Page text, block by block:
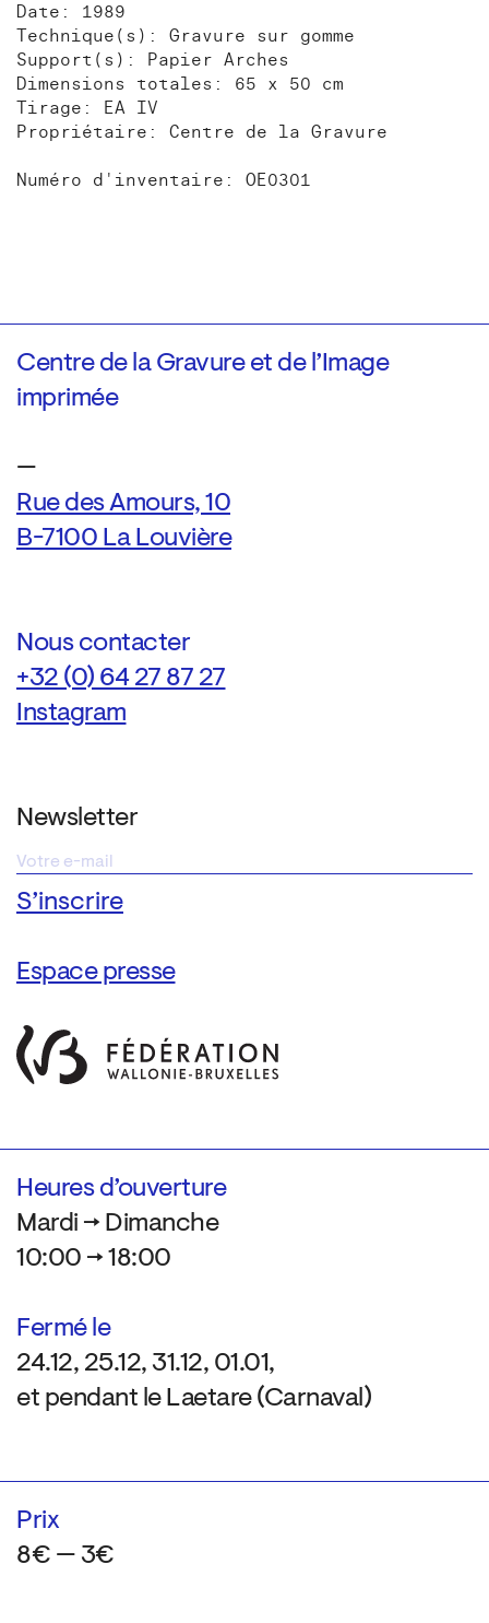
Date: 1989
Technique(s): Gravure sur gomme
Support(s): Papier Arches
Dimensions totales: 65 x 50 cm
Tirage: EA IV
Propriétaire: Centre de la Gravure
Numéro d'inventaire: OE0301
Centre de la Gravure et de l’Image
imprimée
—
Rue des Amours, 10
B-7100 La Louvière
Nous contacter
+32 (0) 64 27 87 27
Instagram
Newsletter
Espace presse
Heures d’ouverture
Mardi → Dimanche
10:00 → 18:00
Fermé le
24.12, 25.12, 31.12, 01.01,
et pendant le Laetare (Carnaval)
Prix
8€ — 3€